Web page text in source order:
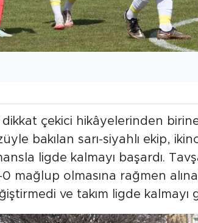
çekici hikâyelerinden birine
bakılan sarı-siyahlı ekip,
ligde kalmayı başardı.
0 mağlup olmasına rağmen
ve takım ligde kalmayı